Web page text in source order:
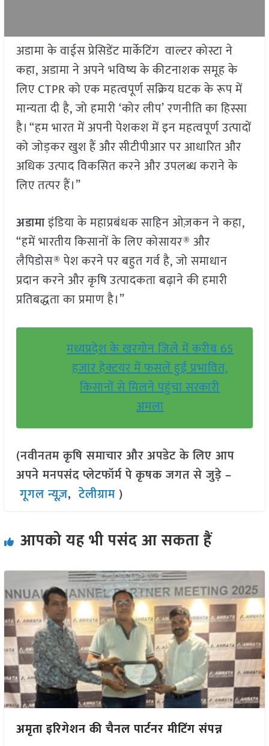
अडामा के वाईस प्रेसिडेंट मार्केटिंग वाल्टर कोस्टा ने
कहा, अडामा ने अपने भविष्य के कीटनाशक समूह के
लिए CTPR को एक महत्वपूर्ण सक्रिय घटक के रूप में
मान्यता दी है, जो हमारी ‘कोर लीप’ रणनीति का हिस्सा
है। “हम भारत में अपनी पेशकश में इन महत्वपूर्ण उत्पादों
को जोड़कर खुश हैं और सीटीपीआर पर आधारित और
अधिक उत्पाद विकसित करने और उपलब्ध कराने के
लिए तत्पर हैं।”
अडामाइंडिया के महाप्रबंधक साहिन ओज़कन ने कहा,
“हमें भारतीय किसानों के लिए कोसायर® और
लैपिडोस® पेश करने पर बहुत गर्व है, जो समाधान
प्रदान करने और कृषि उत्पादकता बढ़ाने की हमारी
प्रतिबद्धता का प्रमाण है।”
मध्यप्रदेश के खरगोन जिले में करीब 65
हजार हेक्टयर में फसलें हुई प्रभावित,
किसानों से मिलने पहुंचा सरकारी
अमला
(नवीनतम कृषि समाचार और अपडेट के लिए आप
अपने मनपसंद प्लेटफॉर्म पे कृषक जगत से जुड़े –
गूगल न्यूज़,टेलीग्राम )
आपको यह भी पसंद आ सकता हैं
अमृता इरिगेशन की चैनल पार्टनर मीटिंग संपन्न